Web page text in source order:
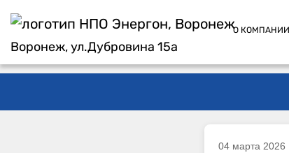
Воронеж, ул.Дубровина 15а
О КОМПАНИИ
04 марта 2026